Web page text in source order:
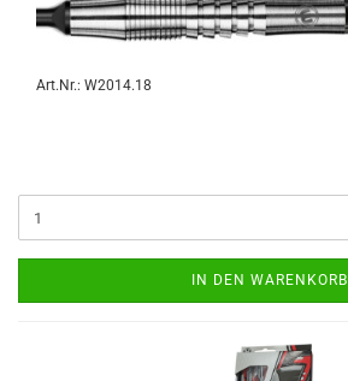
Art.Nr.: W2014.18
IN DEN WARENKORB